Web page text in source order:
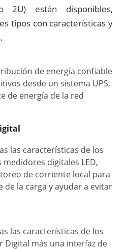
2U) están disponibles,
tipos con características y
de energía confiable
desde un sistema UPS,
de energía de la red
las características de los
digitales LED,
de corriente local para
de la carga y ayudar a evitar
las características de los
más una interfaz de